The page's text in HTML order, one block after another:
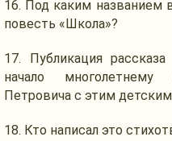
16. Под каким названием
повесть «Школа»?
17. Публикация
начало многолетнему
Петровичас этим
18. Кто написал это